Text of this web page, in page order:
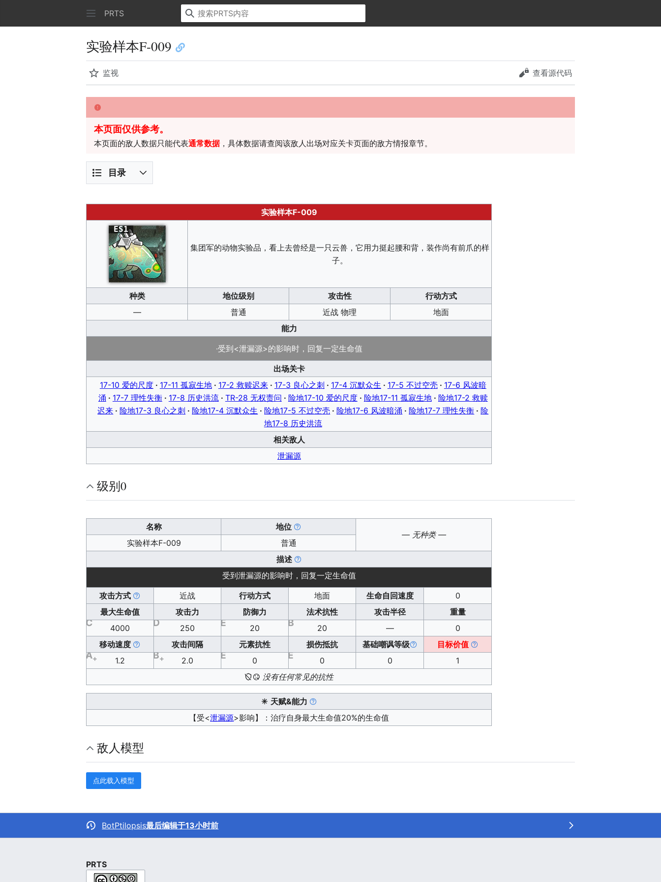
PRTS
实验样本F-009
监视 查看源代码
本页面仅供参考。
本页面的敌人数据只能代表通常数据，具体数据请查阅该敌人出场对应关卡页面的敌方情报章节。
目录
实验样本F-009
ES1
集团军的动物实验品，看上去曾经是一只云兽，它用力挺起腰和背，装作尚有前爪的样
子。
种类 地位级别 攻击性
行动方式
—
普通 近战 物理
地面
能力
·受到<泄漏源>的影响时，回复一定生命值
出场关卡
17-10 爱的尺度
17-11 孤寂生地 17-2 救赎迟来 17-3 良心之刺 17-4 沉默众生 17-5 不过空壳
17-6 风波暗
涌
17-7 理性失衡 17-8 历史洪流 TR-28 无权责问 险地17-10 爱的尺度 险地17-11 孤寂生地
险地17-2 救赎
迟来
险地17-3 良心之刺 险地17-4 沉默众生 险地17-5 不过空壳 险地17-6 风波暗涌 险地17-7 理性失衡
险
地17-8 历史洪流
相关敌人
泄漏源
级别0
名称
地位
— 无种类 —
实验样本F-009
普通
描述
受到泄漏源的影响时，回复一定生命值
攻击方式 近战 行动方式 地面 生命自回速度
0
最大生命值
攻击力 防御力 法术抗性 攻击半径
重量
4000
C 250
D 20
E 20
B —
0
移动速度
攻击间隔 元素抗性 损伤抵抗 基础嘲讽等级
目标价值
1.2
A+ 2.0
B+ 0
E 0
E 0
1
没有任何常见的抗性
天赋&能力
【受<泄漏源>影响】：治疗自身最大生命值20%的生命值
敌人模型
点此载入模型
BotPtilopsis最后编辑于13小时前
PRTS